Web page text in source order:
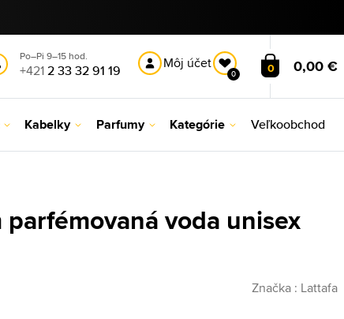
Po–Pi 9–15 hod.
+4212 33 32 91 19 Môj účet
0 0 0,00 €
Kabelky Parfumy Kategórie Veľkoobchod
voda unisex
Značka : Lattafa